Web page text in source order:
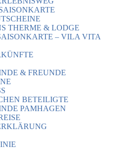
THERME & LODGE
– VILA VITA
& FREUNDE
BETEILIGTE
PAMHAGEN